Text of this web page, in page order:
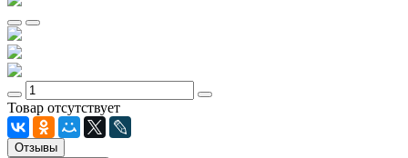
Товар отсутствует
Отзывы